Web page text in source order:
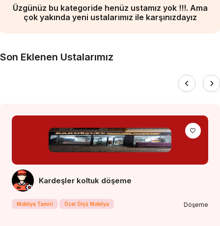
Üzgünüz bu kategoride henüz ustamız yok !!!. Ama
çok yakında yeni ustalarımız ile karşınızdayız
Son Eklenen Ustalarımız
Kardeşler koltuk döşeme
Mobilya Tamiri Özel Ölçü Mobilya Döşeme